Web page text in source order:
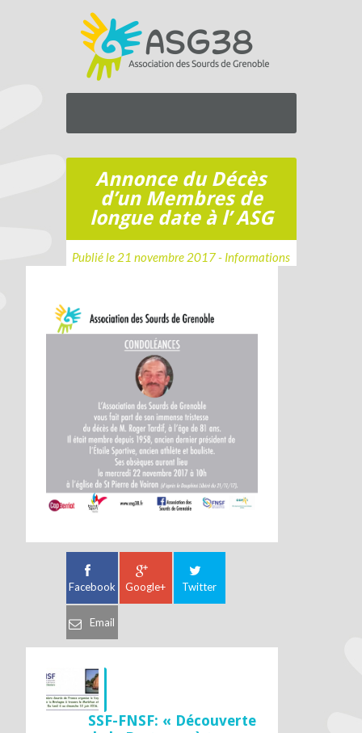
Annonce du Décès
d’un Membres de
longue date à l’ ASG
Publié le 21 novembre 2017 - Informations
Facebook Google+ Twitter
Email
SSF-FNSF: « Découverte